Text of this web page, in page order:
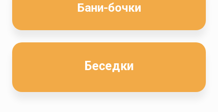
Бани-бочки
Беседки